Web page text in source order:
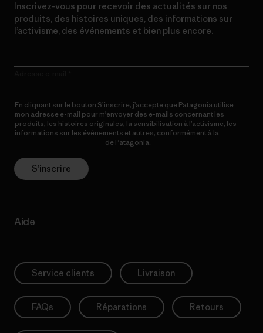
Inscrivez-vous pour recevoir des actualités sur nos
produits, des histoires uniques, des informations sur
l’activisme, des événements et bien plus encore.
En cliquant sur le bouton S’inscrire, j’accepte que Patagonia utilise
mon adresse e-mail pour m’envoyer des e-mails concernant les
produits, les histoires originales, la sensibilisation à l’activisme, les
informations sur les événements et autres, conformément à la
de Patagonia.
S’inscrire
Aide
Service clients Livraison
FAQs Réparations Retours